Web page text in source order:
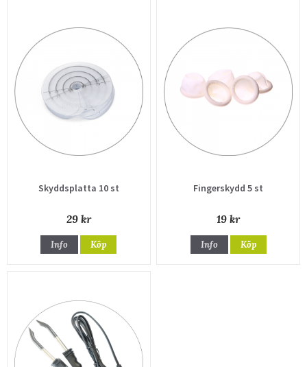
Skyddsplatta 10 st
29 kr
Info Köp
Fingerskydd 5 st
19 kr
Info Köp